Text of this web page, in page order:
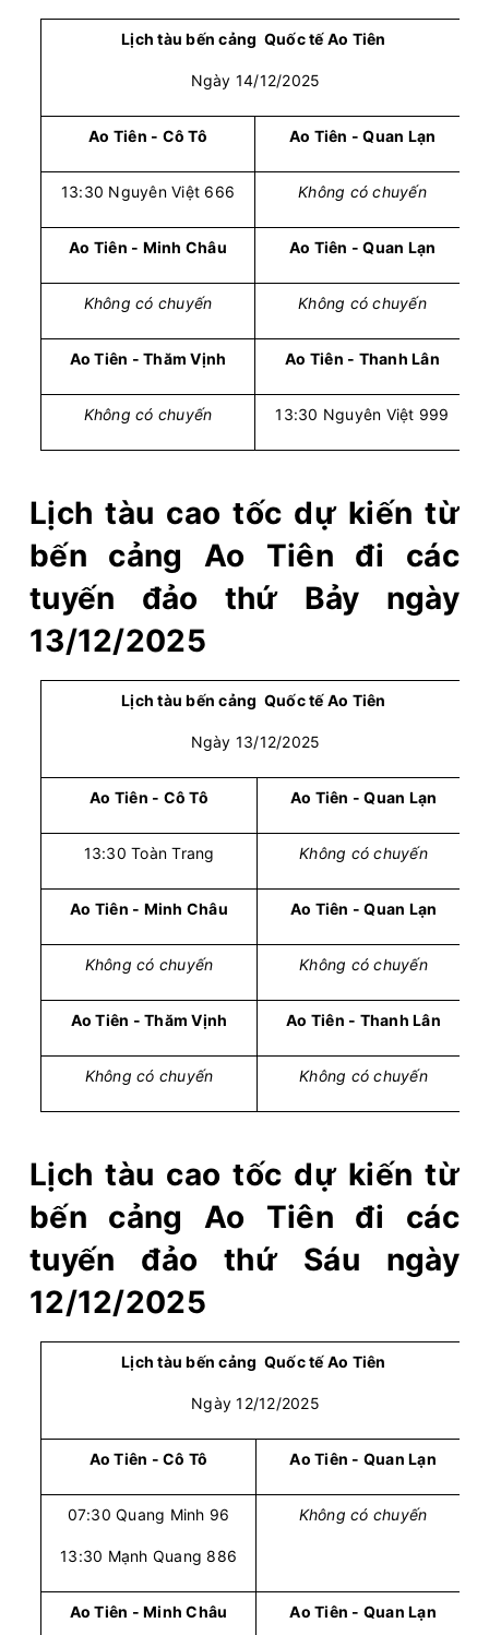
Lịch tàu bến cảng Quốc tế Ao Tiên
Ngày 14/12/2025
Ao Tiên - Cô Tô Ao Tiên - Quan Lạn
13:30 Nguyên Việt 666 Không có chuyến
Ao Tiên - Minh Châu Ao Tiên - Quan Lạn
Không có chuyến Không có chuyến
Ao Tiên - Thăm Vịnh Ao Tiên - Thanh Lân
Không có chuyến 13:30 Nguyên Việt 999
Lịch tàu cao tốc dự kiến từ
bến cảng Ao Tiên đi các
tuyến đảo thứ Bảy ngày
13/12/2025
Lịch tàu bến cảng Quốc tế Ao Tiên
Ngày 13/12/2025
Ao Tiên - Cô Tô Ao Tiên - Quan Lạn
13:30 Toàn Trang Không có chuyến
Ao Tiên - Minh Châu Ao Tiên - Quan Lạn
Không có chuyến Không có chuyến
Ao Tiên - Thăm Vịnh Ao Tiên - Thanh Lân
Không có chuyến Không có chuyến
Lịch tàu cao tốc dự kiến từ
bến cảng Ao Tiên đi các
tuyến đảo thứ Sáu ngày
12/12/2025
Lịch tàu bến cảng Quốc tế Ao Tiên
Ngày 12/12/2025
Ao Tiên - Cô Tô Ao Tiên - Quan Lạn
07:30 Quang Minh 96
13:30 Mạnh Quang 886
Không có chuyến
Ao Tiên - Minh Châu Ao Tiên - Quan Lạn